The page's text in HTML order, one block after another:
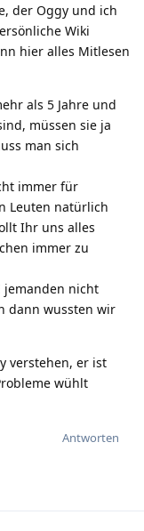
der Oggy und ich
Wiki
hier alles Mitlesen
als 5 Jahre und
müssen sie ja
man sich
immer für
Leuten natürlich
Ihr uns alles
immer zu
jemanden nicht
dann wussten wir
verstehen, er ist
wühlt
Antworten